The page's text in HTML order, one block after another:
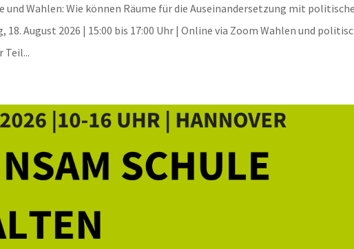
und Wahlen: Wie können Räume für die Auseinandersetzung mit
August 2026 | 15:00 bis 17:00 Uhr | Online via Zoom Wahlen und
Teil...